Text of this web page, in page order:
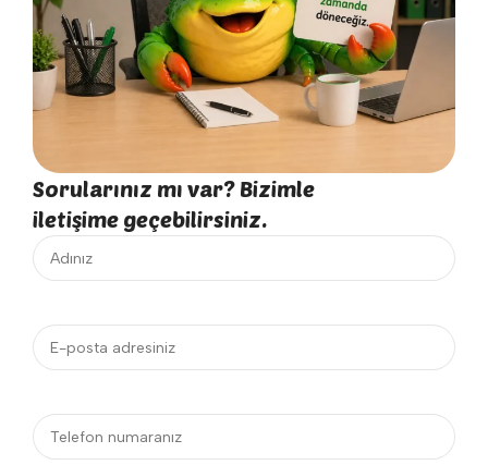
Sorularınız mı var? Bizimle
iletişime geçebilirsiniz.